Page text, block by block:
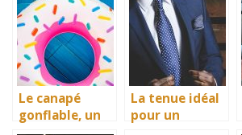
accessoires de
vision
nocturne pour
tous types
d’activités
nocturne
production de
fraîcheur en
intersaison
Le canapé
gonflable, un
La tenue idéal
pour un